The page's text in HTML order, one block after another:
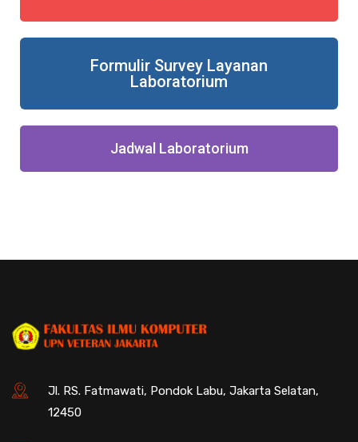
Formulir Survey Layanan
Laboratorium
Jadwal Laboratorium
Jl. RS. Fatmawati, Pondok Labu, Jakarta Selatan,
12450